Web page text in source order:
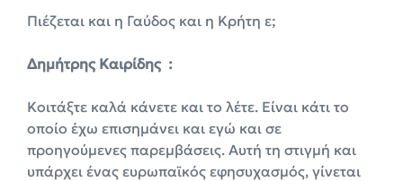
Πιέζεται και η Γαύδος και η Κρήτη ε;
Δημήτρης Καιρίδης :
Κοιτάξτε καλά κάνετε και το λέτε. Είναι κάτι το
οποίο έχω επισημάνει και εγώ και σε
προηγούμενες παρεμβάσεις. Αυτή τη στιγμή και
υπάρχει ένας ευρωπαϊκός εφησυχασμός, γίνεται